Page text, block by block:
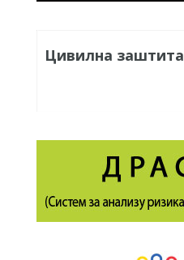
Цивилна заштита